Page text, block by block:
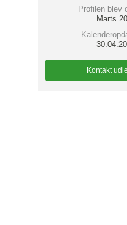
Profilen blev
Marts
Kontakt